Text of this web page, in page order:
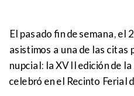
El pasado fin de semana, el
asistimos a una de las citas
nupcial: la XVII edición de
celebró en el Recinto Ferial